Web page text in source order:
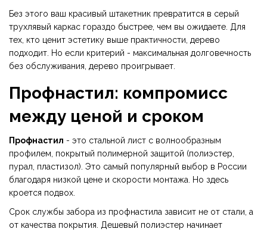
Без этого ваш красивый штакетник превратится в серый
трухлявый каркас гораздо быстрее, чем вы ожидаете. Для
тех, кто ценит эстетику выше практичности, дерево
подходит. Но если критерий - максимальная долговечность
без обслуживания, дерево проигрывает.
Профнастил: компромисс
между ценой и сроком
Профнастил - это стальной лист с волнообразным
профилем, покрытый полимерной защитой (полиэстер,
пурал, пластизол) . Это самый популярный выбор в России
благодаря низкой цене и скорости монтажа. Но здесь
кроется подвох.
Срок службы забора из профнастила зависит не от стали, а
от качества покрытия. Дешевый полиэстер начинает